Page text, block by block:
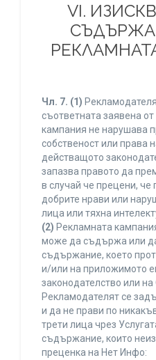
VI.
Чл. 7. (1)
съответната заявена
кампания не нарушава
собственост или права
действащото
запазва правото да
в случай че прецени, че
добрите нрави или
лица или тяхна
(2) Рекламната
може да съдържа или
съдържание, което
и/или на приложимото
законодателство или
Рекламодателят се
и да не прави по
трети лица чрез
съдържание, които
преценка на Нет Инфо: